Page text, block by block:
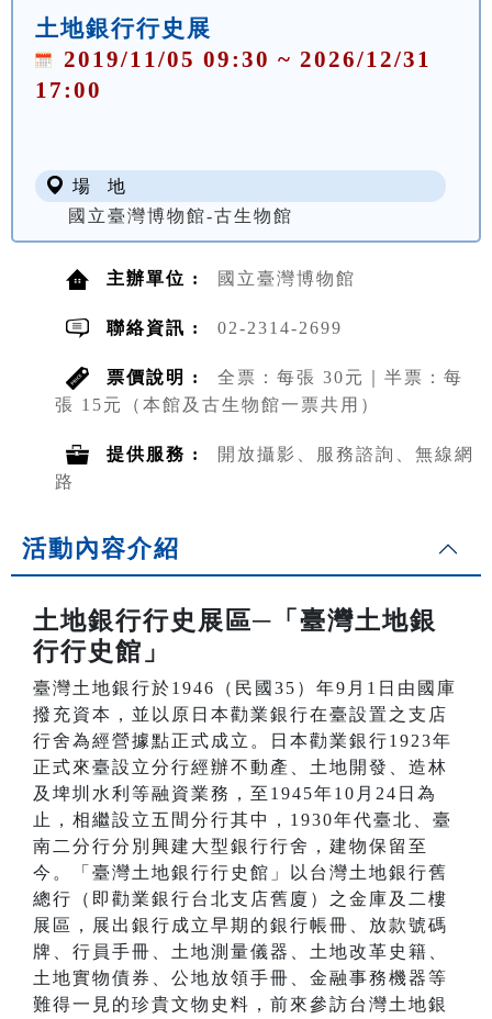
土地銀行行史展
2019/11/05 09:30 ~ 2026/12/31
17:00
場 地
國立臺灣博物館-古生物館
主辦單位 : 國立臺灣博物館
聯絡資訊 : 02-2314-2699
票價說明 :
全票：每張 30元｜半票：每
張 15元（本館及古生物館一票共用）
提供服務 :
開放攝影、服務諮詢、無線網
路
活動內容介紹
土地銀行行史展區─「臺灣土地銀
行行史館」
臺灣土地銀行於1946（民國35）年9月1日由國庫
撥充資本，並以原日本勸業銀行在臺設置之支店
行舍為經營據點正式成立。日本勸業銀行1923年
正式來臺設立分行經辦不動產、土地開發、造林
及埤圳水利等融資業務，至1945年10月24日為
止，相繼設立五間分行其中，1930年代臺北、臺
南二分行分別興建大型銀行行舍，建物保留至
今。「臺灣土地銀行行史館」以台灣土地銀行舊
總行（即勸業銀行台北支店舊廈）之金庫及二樓
展區，展出銀行成立早期的銀行帳冊、放款號碼
牌、行員手冊、土地測量儀器、土地改革史籍、
土地實物債券、公地放領手冊、金融事務機器等
難得一見的珍貴文物史料，前來參訪台灣土地銀